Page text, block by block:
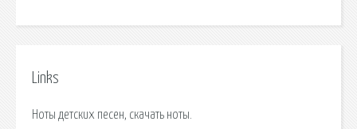
Links
Ноты детских песен, скачать ноты.